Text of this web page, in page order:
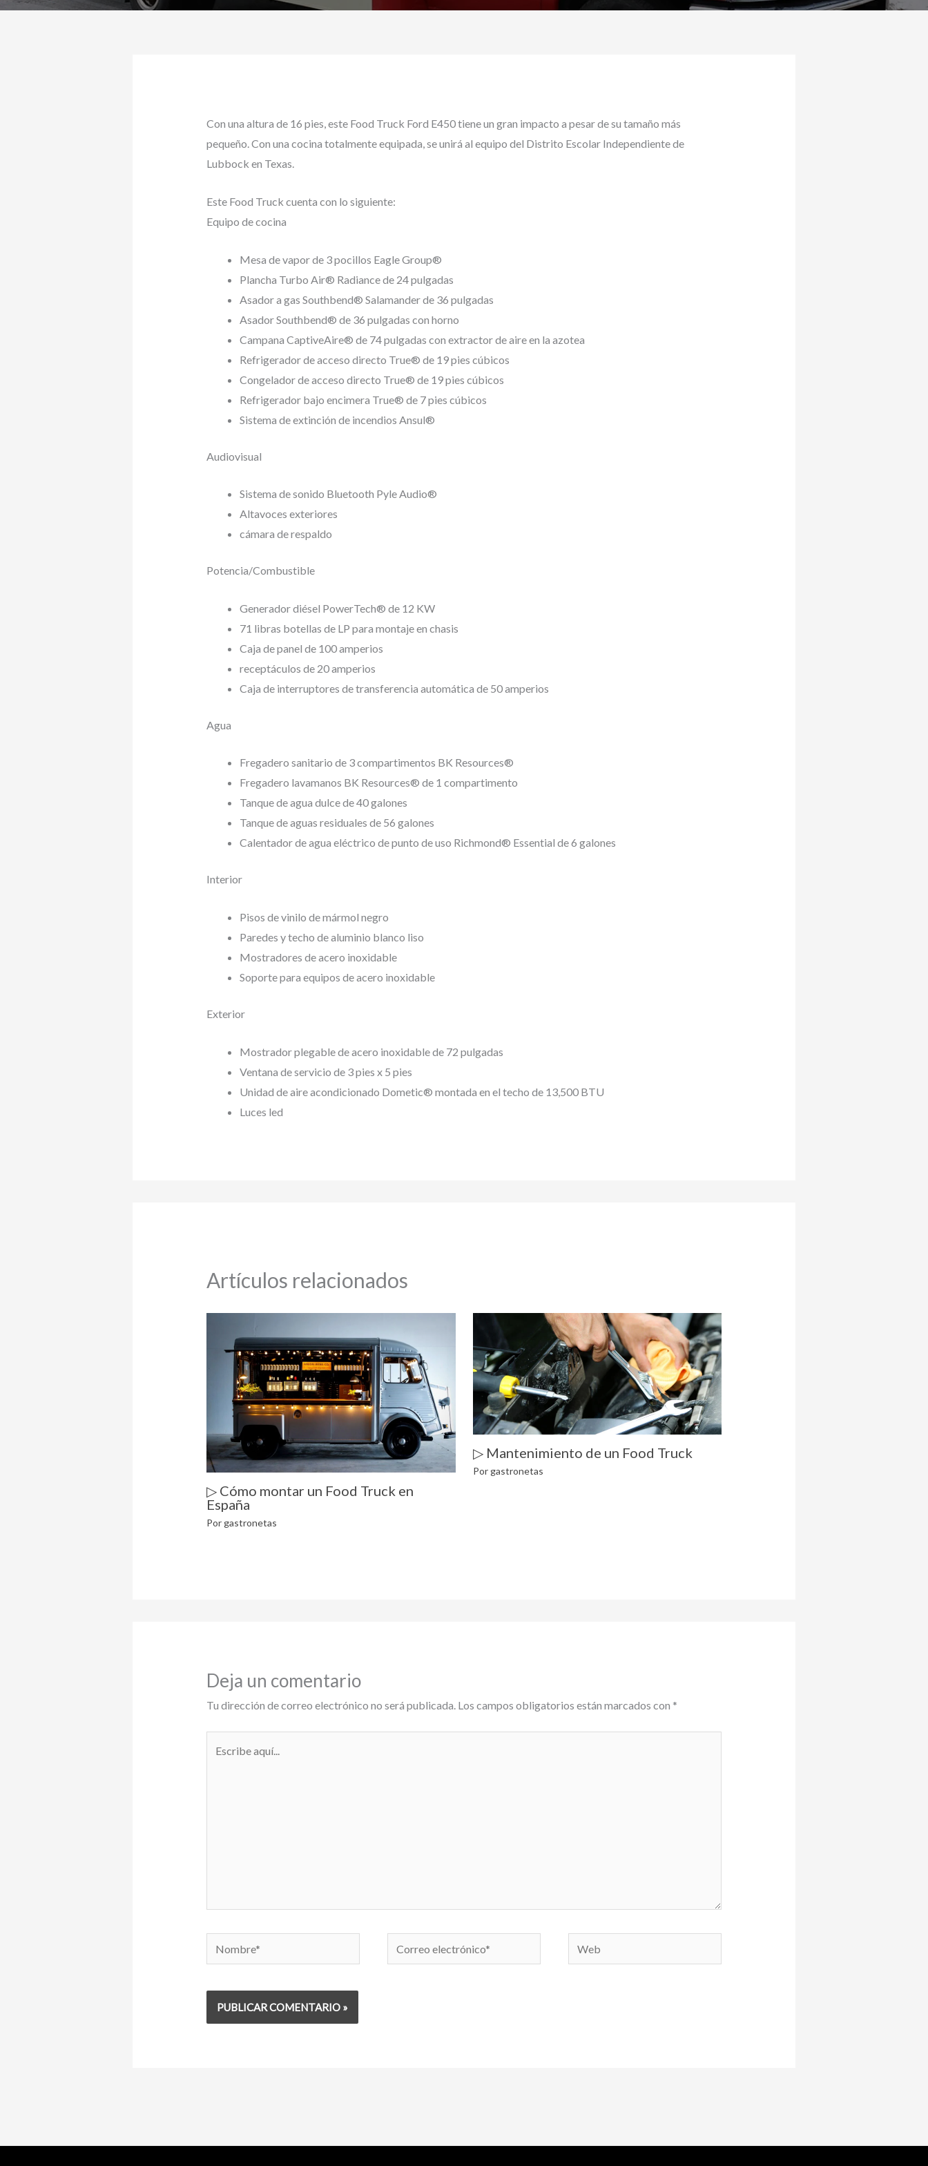
Con una altura de 16 pies, este Food Truck Ford E450 tiene un gran impacto a pesar de su tamaño más
pequeño. Con una cocina totalmente equipada, se unirá al equipo del Distrito Escolar Independiente de
Lubbock en Texas.
Este Food Truck cuenta con lo siguiente:
Equipo de cocina
Mesa de vapor de 3 pocillos Eagle Group®
Plancha Turbo Air® Radiance de 24 pulgadas
Asador a gas Southbend® Salamander de 36 pulgadas
Asador Southbend® de 36 pulgadas con horno
Campana CaptiveAire® de 74 pulgadas con extractor de aire en la azotea
Refrigerador de acceso directo True® de 19 pies cúbicos
Congelador de acceso directo True® de 19 pies cúbicos
Refrigerador bajo encimera True® de 7 pies cúbicos
Sistema de extinción de incendios Ansul®
Audiovisual
Sistema de sonido Bluetooth Pyle Audio®
Altavoces exteriores
cámara de respaldo
Potencia/Combustible
Generador diésel PowerTech® de 12 KW
71 libras botellas de LP para montaje en chasis
Caja de panel de 100 amperios
receptáculos de 20 amperios
Caja de interruptores de transferencia automática de 50 amperios
Agua
Fregadero sanitario de 3 compartimentos BK Resources®
Fregadero lavamanos BK Resources® de 1 compartimento
Tanque de agua dulce de 40 galones
Tanque de aguas residuales de 56 galones
Calentador de agua eléctrico de punto de uso Richmond® Essential de 6 galones
Interior
Pisos de vinilo de mármol negro
Paredes y techo de aluminio blanco liso
Mostradores de acero inoxidable
Soporte para equipos de acero inoxidable
Exterior
Mostrador plegable de acero inoxidable de 72 pulgadas
Ventana de servicio de 3 pies x 5 pies
Unidad de aire acondicionado Dometic® montada en el techo de 13,500 BTU
Luces led
Artículos relacionados
▷ Cómo montar un Food Truck en
España
Por gastronetas
▷ Mantenimiento de un Food Truck
Por gastronetas
Deja un comentario
Tu dirección de correo electrónico no será publicada. Los campos obligatorios están marcados con *
Nombre*
Correo
electrónico*
Web